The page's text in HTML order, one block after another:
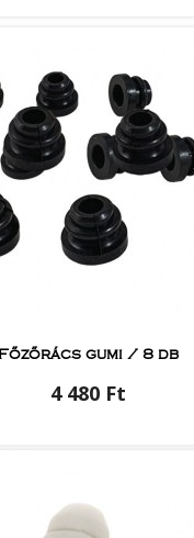
Főzőrács gumi / 8 db
4 480 Ft